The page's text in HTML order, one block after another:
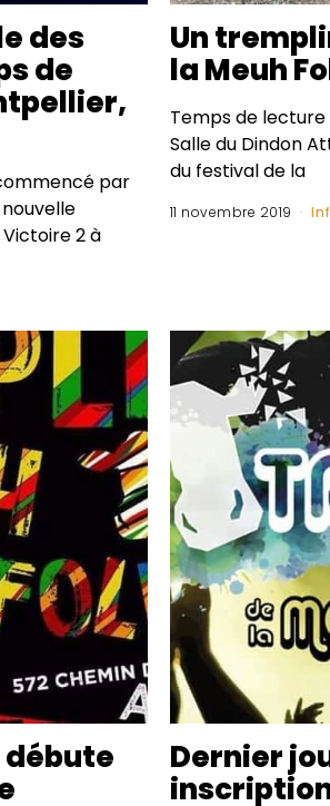
des
de
par
nouvelle
2 à
Un
la Meuh
Temps de lecture
Salle du Dindon
du festival de la
11 novembre 2019
débute
Dernier